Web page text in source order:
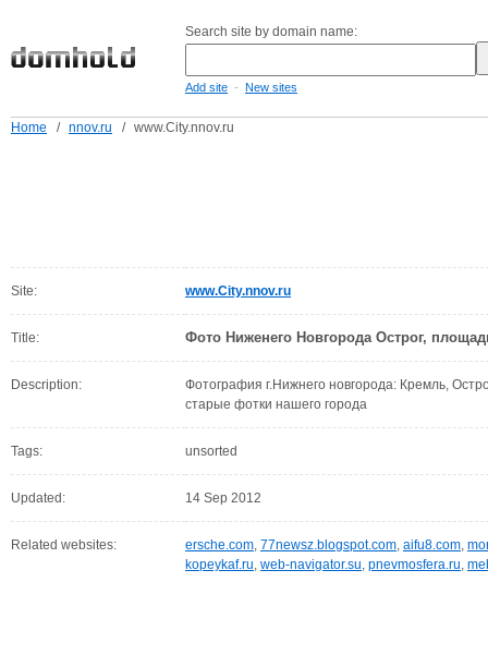
Search site by domain name:
Add site - New sites
Home / nnov.ru / www.City.nnov.ru
Site: www.City.nnov.ru
Title: Фото Ниженего Новгорода Острог,
Description:
Фотография г.Нижнего новгорода: Кремль,
старые фотки нашего города
Tags: unsorted
Updated: 14 Sep 2012
Related websites: ersche.com, 77newsz.blogspot.com, aifu8.com,
kopeykaf.ru, web-navigator.su, pnevmosfera.ru,